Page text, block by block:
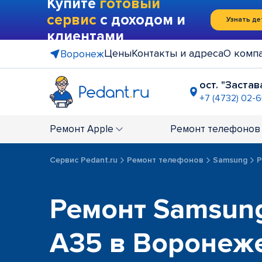
Купите готовый
сервис с доходом и
клиентами
Узнать
ВоронежЦеныКонтакты и адресаО
ост.
+7 (4732) 02-
+7 (4732)
Центр
+7 (4732)
Ремонт Apple Ремонт телефонов
Сервис Pedant.ru Ремонт телефонов Samsung
Ремонт
A35 в